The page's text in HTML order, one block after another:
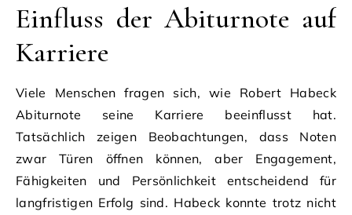
Einfluss der Abiturnote auf
Karriere
Viele Menschen fragen sich, wie Robert Habeck
Abiturnote seine Karriere beeinflusst hat.
Tatsächlich zeigen Beobachtungen, dass Noten
zwar Türen öffnen können, aber Engagement,
Fähigkeiten und Persönlichkeit entscheidend für
langfristigen Erfolg sind. Habeck konnte trotz nicht